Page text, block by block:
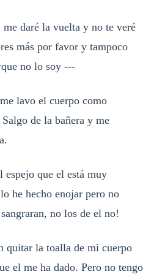
daré la vuelta y no te veré
más por favor y tampoco
no lo soy ---
lavo el cuerpo como
de la bañera y me
espejo que el está muy
he hecho enojar pero no
no los de el no!
quitar la toalla de mi cuerpo
el me ha dado. Pero no tengo